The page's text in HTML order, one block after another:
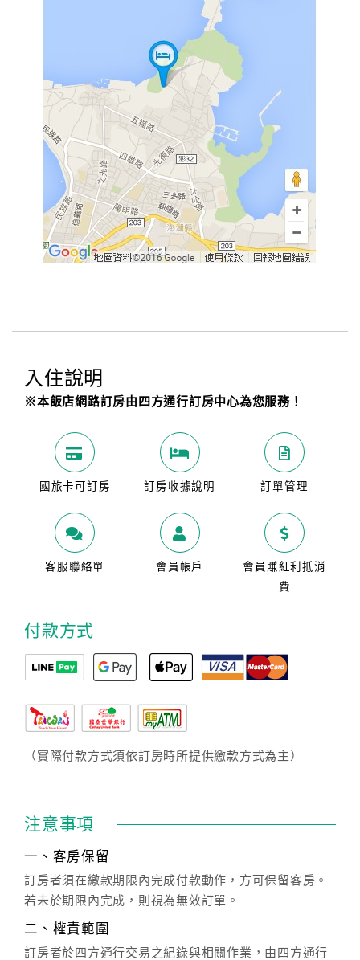
入住說明
※本飯店網路訂房由四方通行訂房中心為您服務！
國旅卡可訂房 訂房收據說明 訂單管理
客服聯絡單 會員帳戶
會員賺紅利抵消
費
付款方式
（實際付款方式須依訂房時所提供繳款方式為主）
注意事項
一、客房保留
訂房者須在繳款期限內完成付款動作，方可保留客房。
若未於期限內完成，則視為無效訂單。
二、權責範圍
訂房者於四方通行交易之紀錄與相關作業，由四方通行